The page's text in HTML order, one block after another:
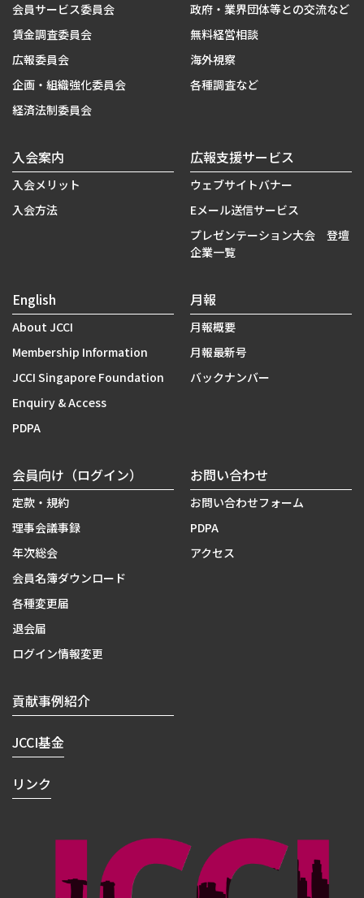
会員サービス委員会
賃金調査委員会
広報委員会
企画・組織強化委員会
経済法制委員会
政府・業界団体等との交流など
無料経営相談
海外視察
各種調査など
入会案内
入会メリット
入会方法
広報支援サービス
ウェブサイトバナー
Eメール送信サービス
プレゼンテーション大会 登壇
企業一覧
English
About JCCI
Membership Information
JCCI Singapore Foundation
Enquiry & Access
PDPA
月報
月報概要
月報最新号
バックナンバー
会員向け（ログイン）
定款・規約
理事会議事録
年次総会
会員名簿ダウンロード
各種変更届
退会届
ログイン情報変更
お問い合わせ
お問い合わせフォーム
PDPA
アクセス
貢献事例紹介
JCCI基金
リンク